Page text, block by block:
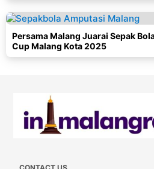
Persama Malang Juarai Sepak
Cup Malang Kota 2025